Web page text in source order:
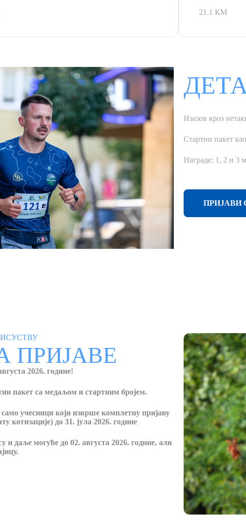
21.1 КМ
Изазов кроз
Стартни пакет
Награде: 1, 2 и 3
ПРИЈАВИ
ПРИЈАВЕ
2026. године!
пакет са медаљом и стартним бројем.
учесници који изврше комплетну пријаву
котизације) до 31. јула 2026. године
и даље могуће до 02. августа 2026. године, али